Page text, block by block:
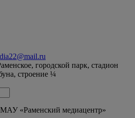
городской парк, стадион
строение ¼
«Раменский медиацентр»